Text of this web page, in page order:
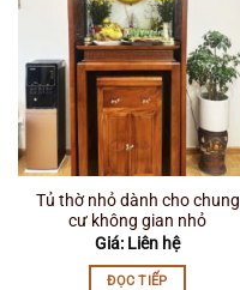
Tủ thờ nhỏ dành cho chung
cư không gian nhỏ
Giá: Liên hệ
ĐỌC TIẾP